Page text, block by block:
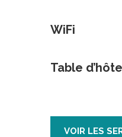
WiFi
Table
VOIR LES